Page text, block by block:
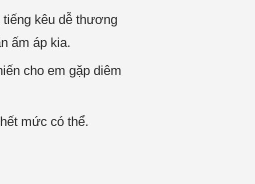
kêu dễ thương
ấm áp kia.
cho em gặp diêm
mức có thể.